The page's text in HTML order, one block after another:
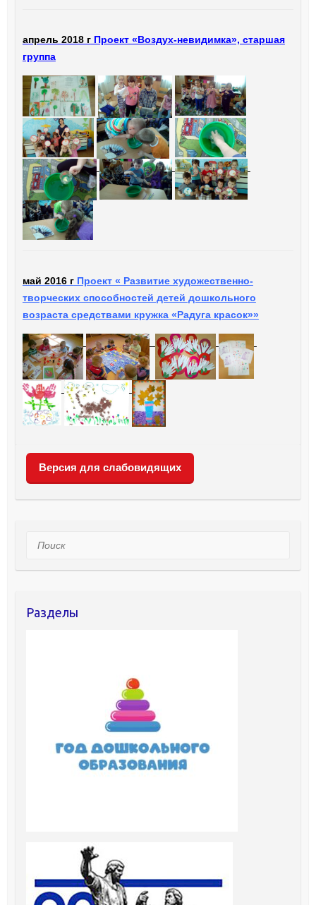
апрель 2018 гПроект «Воздух-невидимка», старшая
группа
май 2016 гПроект « Развитие художественно-
творческих способностей детей дошкольного
возраста средствами кружка «Радуга красок»»
Версия для слабовидящих
Поиск
Разделы